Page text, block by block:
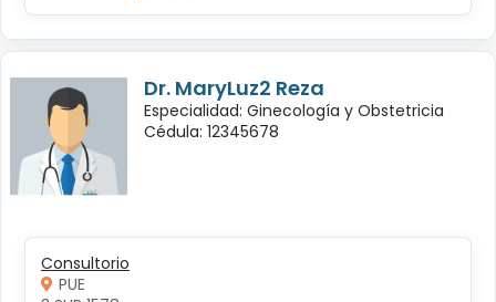
Dr. MaryLuz2 Reza
Especialidad: Ginecología y Obstetricia
Cédula: 12345678
Consultorio
PUE